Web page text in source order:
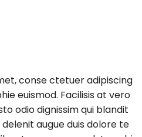
conse ctetuer adipiscing
euismod. Facilisis at vero
odio dignissim qui blandit
augue duis dolore te